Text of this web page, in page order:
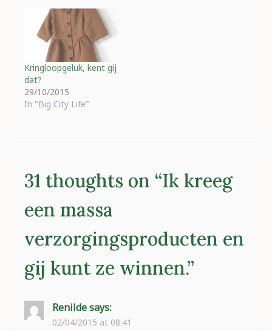
Kringloopgeluk, kent gij
dat?
29/10/2015
In "Big City Life"
31 thoughts on “Ik kreeg
een massa
verzorgingsproducten en
gij kunt ze winnen.”
Renilde says:
02/04/2015 at 08:41